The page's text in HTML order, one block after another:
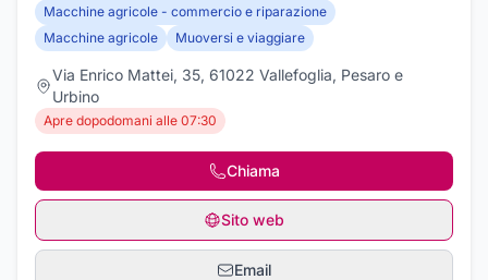
Macchine agricole - commercio e riparazione
Macchine agricole
Muoversi e viaggiare
Via Enrico Mattei, 35, 61022 Vallefoglia, Pesaro e
Urbino
Apre dopodomani alle 07:30
Chiama
Sito web
Email